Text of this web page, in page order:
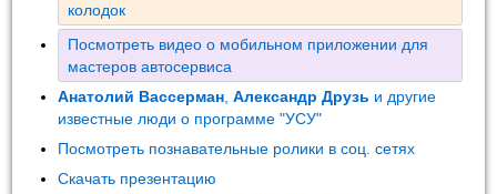
колодок
Посмотреть видео о мобильном приложении для
мастеров автосервиса
Анатолий Вассерман ,Александр Друзь и другие
известные люди о программе "УСУ"
Посмотреть познавательные ролики в соц. сетях
Скачать презентацию